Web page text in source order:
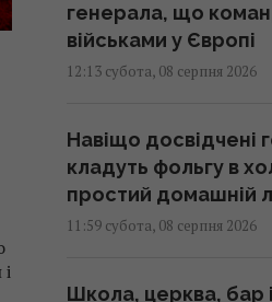
генерала, що
військами у Європі
12:13 субота, 08 серпня 2026
Навіщо досвідчені
кладуть фольгу в
простий домашній
11:59 субота, 08 серпня 2026
Школа, церква, бар